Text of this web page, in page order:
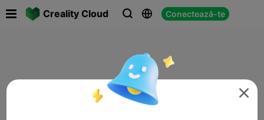
Creality Cloud   Conectează-te
